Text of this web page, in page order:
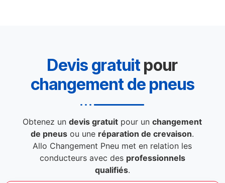
Devis gratuitpour
changement de pneus
Obtenez undevis gratuit pour unchangement
de pneus ou une réparation de crevaison.
Allo Changement Pneu met en relation les
conducteurs avec des professionnels
qualifiés.